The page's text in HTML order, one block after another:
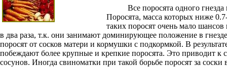
Все поросята одного гнезда
Поросята, масса которых ниже
таких поросят очень мало
в два раза, т.к. они занимают доминирующее положение в
поросят от сосков матери и кормушки с подкормкой. В
побеждают более крупные и крепкие поросята. Это приводит
сосунов. Иногда свиноматки при такой борьбе поросят за